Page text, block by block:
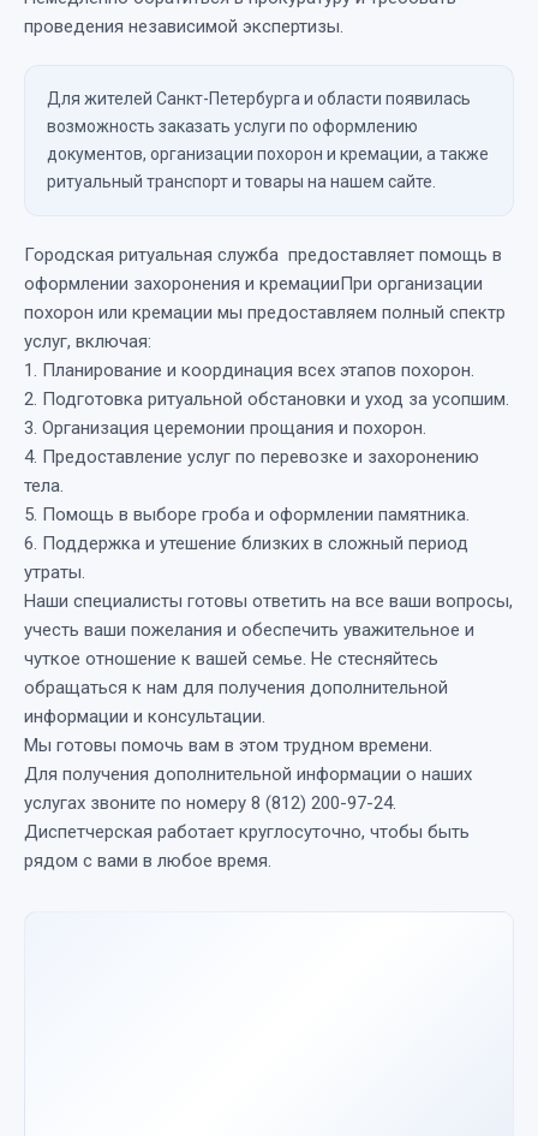
проведения независимой экспертизы.
Для жителей Санкт-Петербурга и области появилась
возможность заказать услуги по оформлению
документов, организации похорон и кремации, а также
ритуальный транспорт и товары на нашем сайте.
Городская ритуальная служба предоставляет помощь в
оформлении захоронения и кремацииПри организации
похорон или кремации мы предоставляем полный спектр
услуг, включая:
1. Планирование и координация всех этапов похорон.
2. Подготовка ритуальной обстановки и уход за усопшим.
3. Организация церемонии прощания и похорон.
4. Предоставление услуг по перевозке и захоронению
тела.
5. Помощь в выборе гроба и оформлении памятника.
6. Поддержка и утешение близких в сложный период
утраты.
Наши специалисты готовы ответить на все ваши вопросы,
учесть ваши пожелания и обеспечить уважительное и
чуткое отношение к вашей семье. Не стесняйтесь
обращаться к нам для получения дополнительной
информации и консультации.
Мы готовы помочь вам в этом трудном времени.
Для получения дополнительной информации о наших
услугах звоните по номеру 8 (812) 200-97-24.
Диспетчерская работает круглосуточно, чтобы быть
рядом с вами в любое время.